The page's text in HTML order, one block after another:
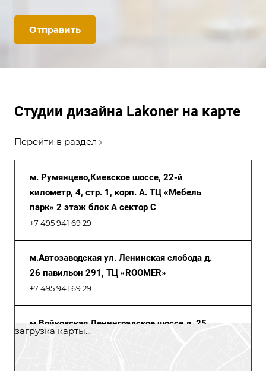
Отправить
Студии дизайна Lakoner на карте
Перейти в раздел
м. Румянцево,Киевское шоссе, 22-й
километр, 4, стр. 1, корп. А. ТЦ «Мебель
парк» 2 этаж блок А сектор С
+7 495 941 69 29
м.Автозаводская ул. Ленинская слобода д.
26 павильон 291, ТЦ «ROOMER»
+7 495 941 69 29
м.Войковская Ленинградское шоссе д. 25,
Центр Дизайна «Family Room», 3 этаж
загрузка карты...